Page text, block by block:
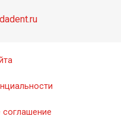
соглашение